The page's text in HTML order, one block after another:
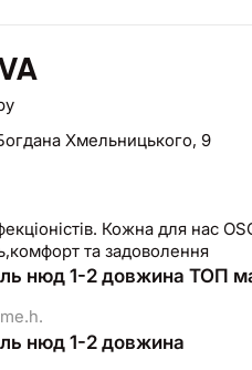
Хмельницького, 9
Кожна для нас
та задоволення
нюд 1-2 довжина ТОП
нюд 1-2 довжина